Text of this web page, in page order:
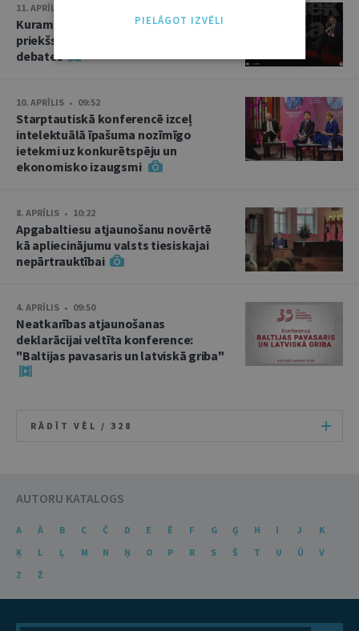
11. APRĪLIS • 15:02
Kuram jābūt Augstākās tiesas
priekšsēdētājam? Kandidātu
debates
10. APRĪLIS • 09:52
Starptautiskā konferencē izceļ
intelektuālā īpašuma nozīmīgo
ietekmi uz konkurētspēju un
ekonomisko izaugsmi
8. APRĪLIS • 10:22
Apgabaltiesu atjaunošanu novērtē
kā apliecinājumu valsts tiesiskajai
nepārtrauktībai
4. APRĪLIS • 09:50
Neatkarības atjaunošanas
deklarācijai veltīta konference:
"Baltijas pavasaris un latviskā griba"
RĀDĪT VĒL / 328
AUTORU KATALOGS
A Ā B C Č D E Ē F G Ģ H I J
K
Ķ
L Ļ M N Ņ O P R S Š T U Ū
V
Z
Ž
PIELĀGOT IZVĒLI